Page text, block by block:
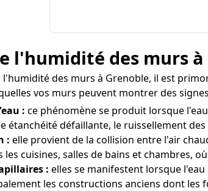
l'humidité des murs
des murs à Grenoble, il est
vos murs peuvent montrer des
: ce phénomène se produit lorsque
étanchéité défaillante, le ruissellement
: elle provient de la collision entre l'air
les cuisines, salles de bains et chambres,
: elles se manifestent lorsque
les constructions anciens dont les